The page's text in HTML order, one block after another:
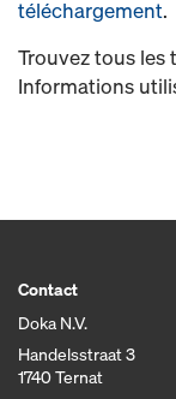
téléchargement.
Trouvez tous les
Informations
Contact
Doka N.V.
Handelsstraat 3
1740 Ternat